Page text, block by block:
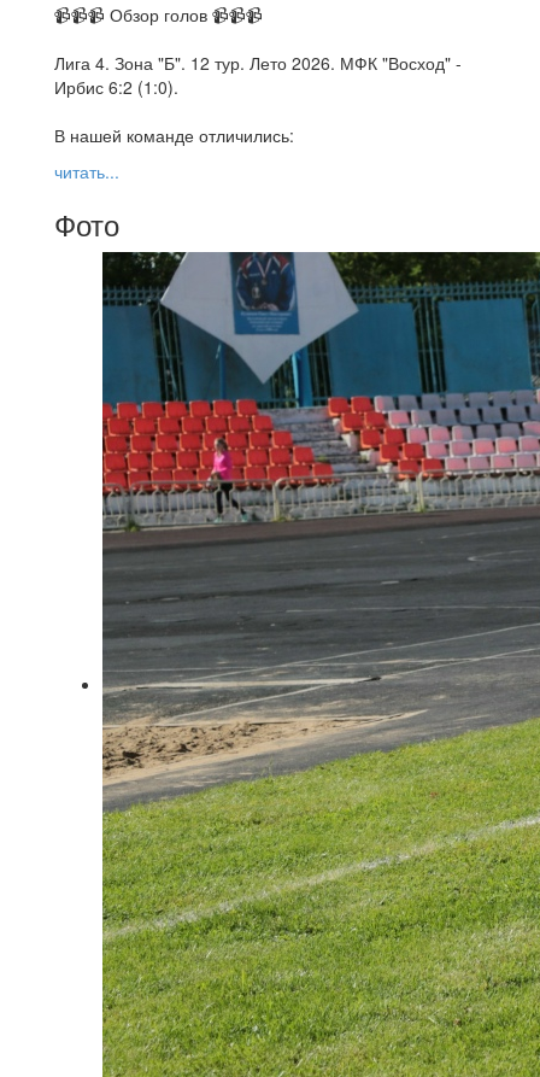
📹📹📹 Обзор голов 📹📹📹
Лига 4. Зона "Б". 12 тур. Лето 2026. МФК "Восход" -
Ирбис 6:2 (1:0).
В нашей команде отличились:
читать...
Фото